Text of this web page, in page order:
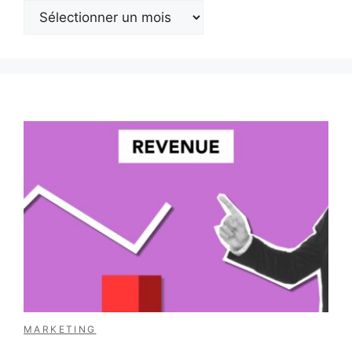
Archives
MARKETING